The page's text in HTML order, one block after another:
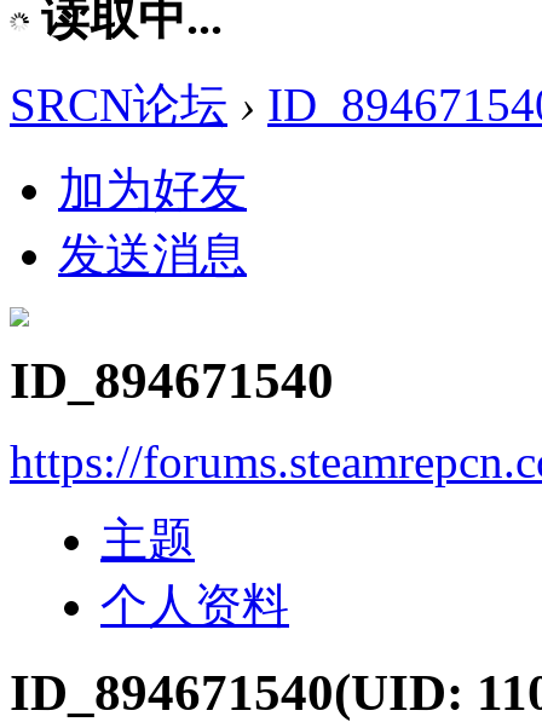
读取中...
SRCN论坛 ›
加为好友
发送消息
ID_894671540
https://
主题
个人资料
ID_894671540(UID: